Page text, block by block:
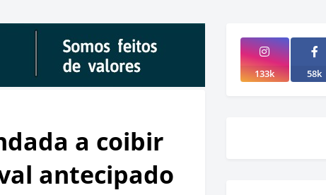
a coibir
antecipado
133k 58k